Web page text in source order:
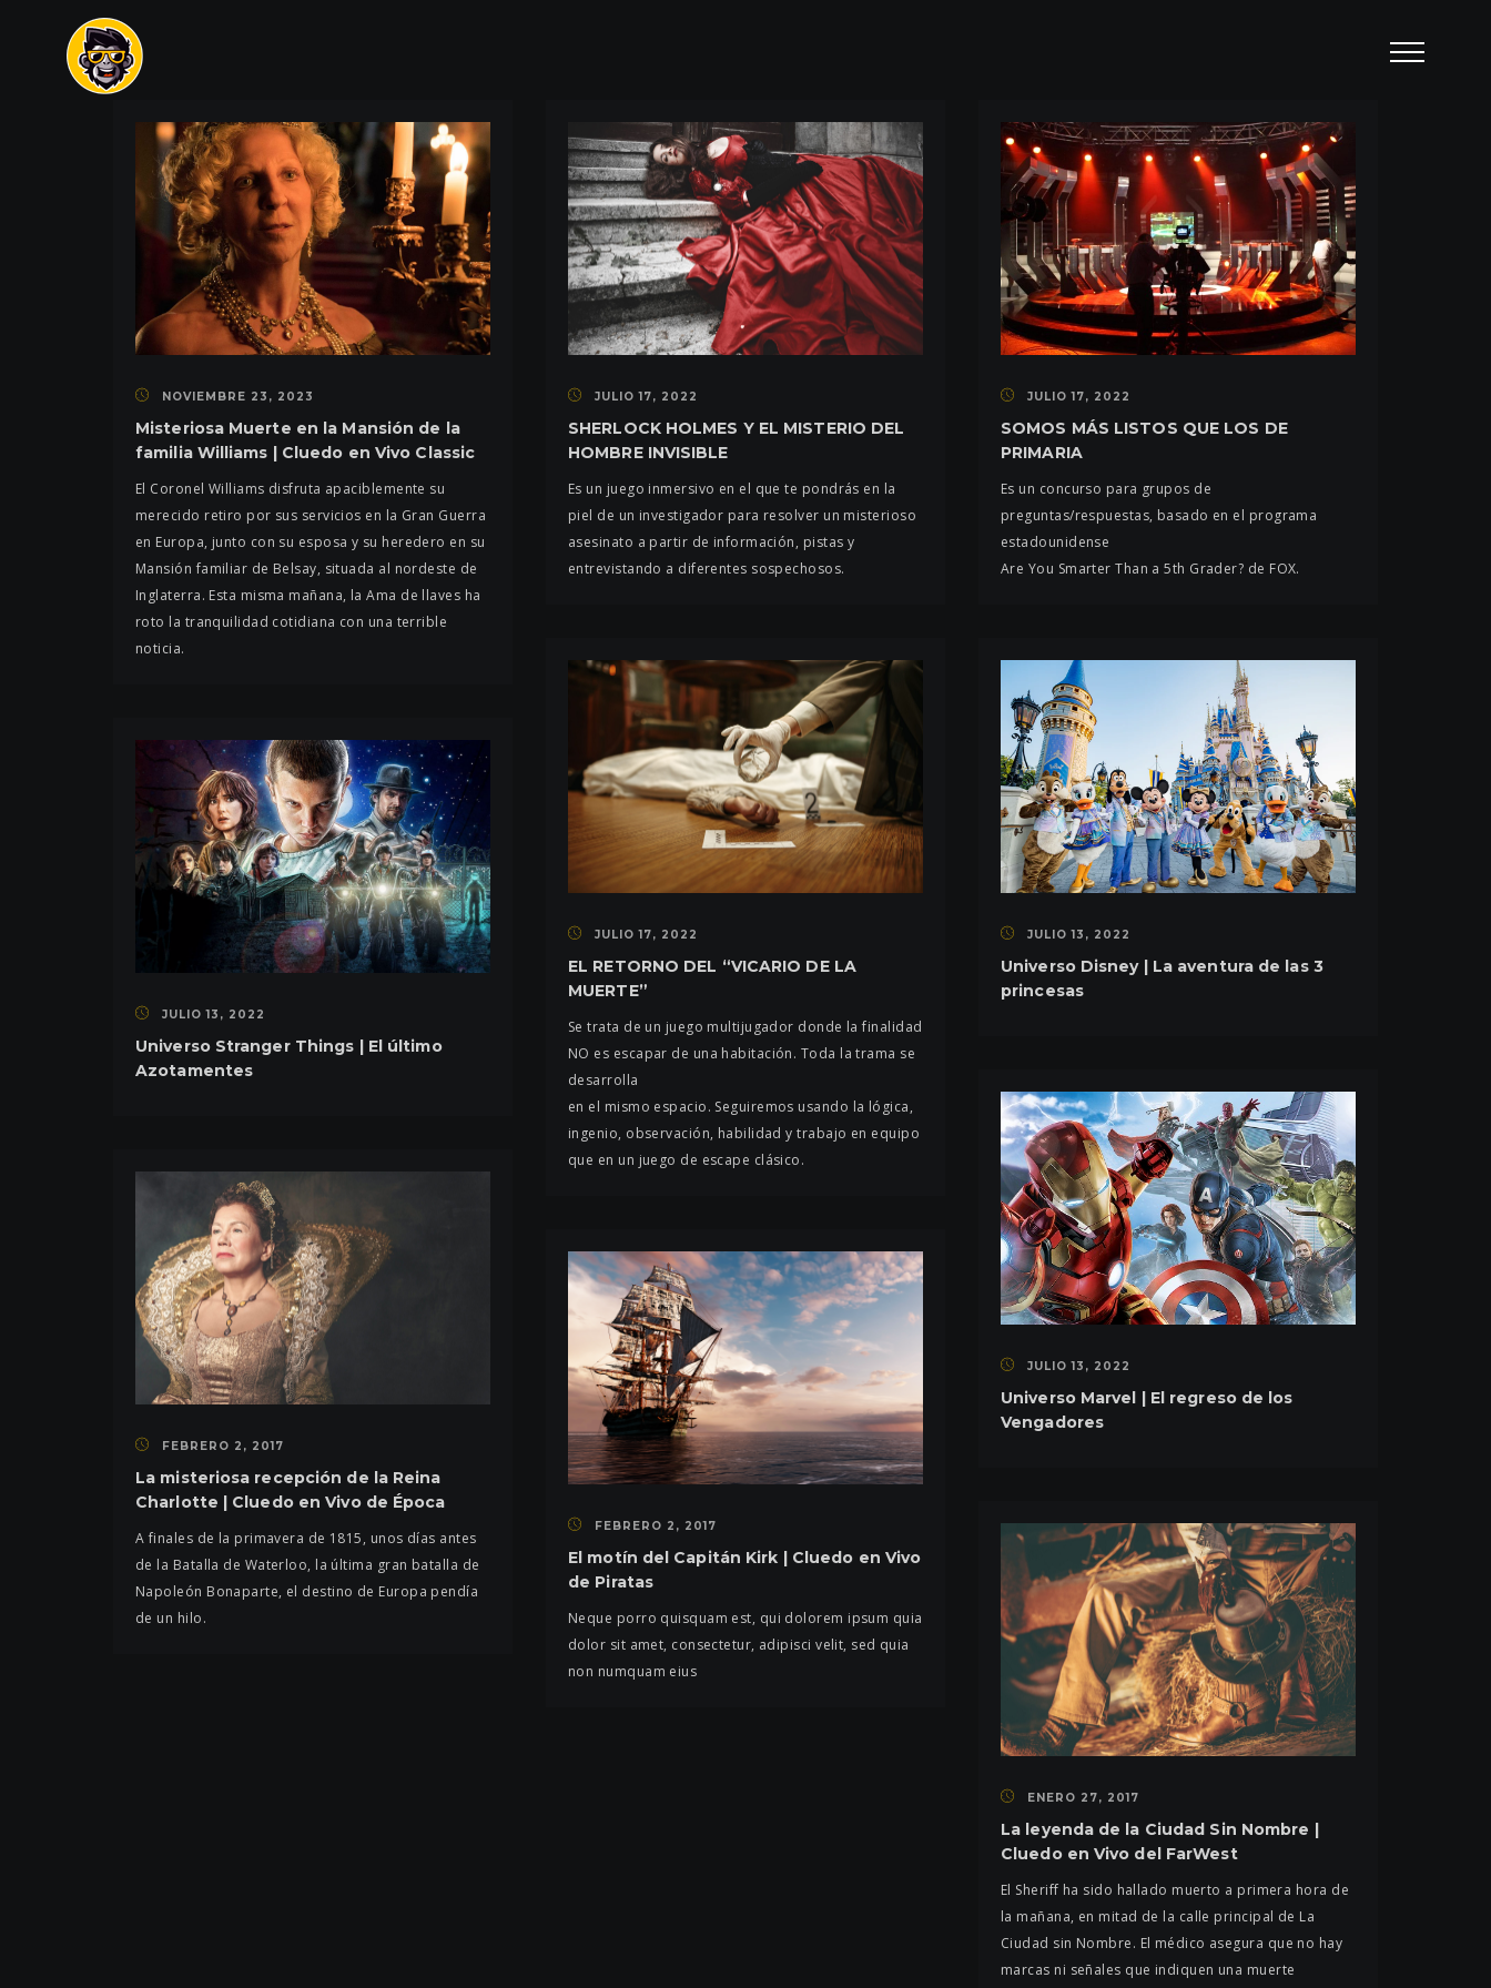
NOVIEMBRE 23, 2023
Misteriosa Muerte en la Mansión de la
familia Williams | Cluedo en Vivo Classic
El Coronel Williams disfruta apaciblemente su
merecido retiro por sus servicios en la Gran Guerra
en Europa, junto con su esposa y su heredero en su
Mansión familiar de Belsay, situada al nordeste de
Inglaterra. Esta misma mañana, la Ama de llaves ha
roto la tranquilidad cotidiana con una terrible
noticia.
JULIO 17, 2022
SHERLOCK HOLMES Y EL MISTERIO DEL
HOMBRE INVISIBLE
Es un juego inmersivo en el que te pondrás en la
piel de un investigador para resolver un misterioso
asesinato a partir de información, pistas y
entrevistando a diferentes sospechosos.
JULIO 17, 2022
SOMOS MÁS LISTOS QUE LOS DE
PRIMARIA
Es un concurso para grupos de
preguntas/respuestas, basado en el programa
estadounidense
Are You Smarter Than a 5th Grader? de FOX.
JULIO 17, 2022
EL RETORNO DEL “VICARIO DE LA
MUERTE”
Se trata de un juego multijugador donde la finalidad
NO es escapar de una habitación. Toda la trama se
desarrolla
en el mismo espacio. Seguiremos usando la lógica,
ingenio, observación, habilidad y trabajo en equipo
que en un juego de escape clásico.
JULIO 13, 2022
Universo Disney | La aventura de las 3
princesas
JULIO 13, 2022
Universo Stranger Things | El último
Azotamentes
JULIO 13, 2022
Universo Marvel | El regreso de los
Vengadores
FEBRERO 2, 2017
La misteriosa recepción de la Reina
Charlotte | Cluedo en Vivo de Época
A finales de la primavera de 1815, unos días antes
de la Batalla de Waterloo, la última gran batalla de
Napoleón Bonaparte, el destino de Europa pendía
de un hilo.
FEBRERO 2, 2017
El motín del Capitán Kirk | Cluedo en Vivo
de Piratas
Neque porro quisquam est, qui dolorem ipsum quia
dolor sit amet, consectetur, adipisci velit, sed quia
non numquam eius
ENERO 27, 2017
La leyenda de la Ciudad Sin Nombre |
Cluedo en Vivo del FarWest
El Sheriff ha sido hallado muerto a primera hora de
la mañana, en mitad de la calle principal de La
Ciudad sin Nombre. El médico asegura que no hay
marcas ni señales que indiquen una muerte